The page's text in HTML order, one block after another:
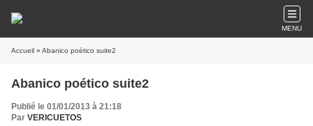
MENU
Accueil » Abanico poético suite2
Abanico poético suite2
Publié le 01/01/2013 à 21:18
Par VERICUETOS